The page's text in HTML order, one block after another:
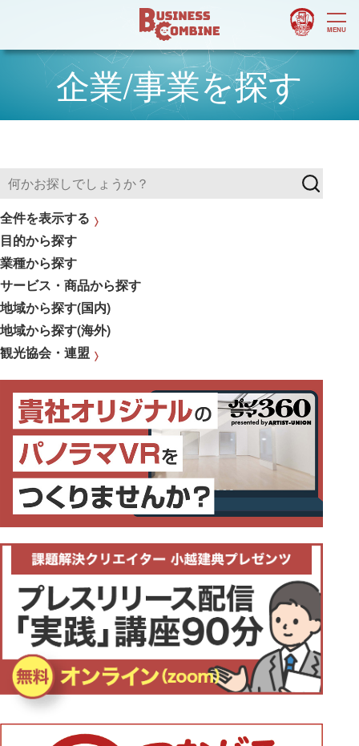
企業/事業を探す
全件を表示する
目的から探す
業種から探す
サービス・商品から探す
地域から探す(国内)
地域から探す(海外)
観光協会・連盟